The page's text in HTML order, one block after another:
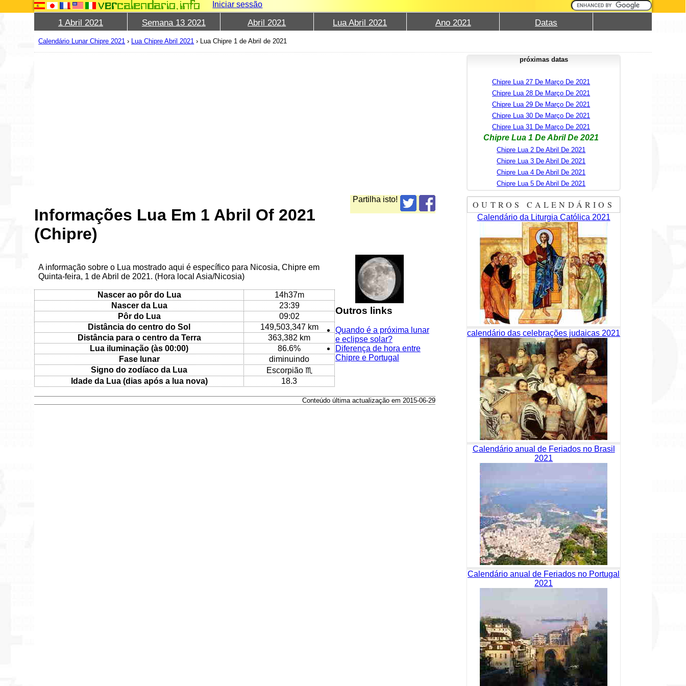
Iniciar sessão
1 Abril 2021 Semana 13 2021 Abril 2021 Lua Abril 2021 Ano 2021 Datas
Calendário Lunar Chipre 2021 › Lua Chipre Abril 2021 › Lua Chipre 1 de Abril de 2021
Partilha isto!
Informações Lua Em 1 Abril Of 2021
(Chipre)
A informação sobre o Lua mostrado aqui é específico para Nicosia, Chipre em
Quinta-feira, 1 de Abril de 2021. (Hora local Asia/Nicosia)
Nascer ao pôr do Lua
14h37m
Nascer da Lua
23:39
Pôr do Lua
09:02
Distância do centro do Sol
149,503,347 km
Distância para o centro da Terra
363,382 km
Lua iluminação (às 00:00)
86.6%
Fase lunar
diminuindo
Signo do zodíaco da Lua
Escorpião ♏
Idade da Lua (dias após a lua nova)
18.3
Outros links
Quando é a próxima lunar
e eclipse solar?
Diferença de hora entre
Chipre e Portugal
Conteúdo última actualização em 2015-06-29
próximas datas
Chipre Lua 27 De Março De 2021
Chipre Lua 28 De Março De 2021
Chipre Lua 29 De Março De 2021
Chipre Lua 30 De Março De 2021
Chipre Lua 31 De Março De 2021
Chipre Lua 1 De Abril De 2021
Chipre Lua 2 De Abril De 2021
Chipre Lua 3 De Abril De 2021
Chipre Lua 4 De Abril De 2021
Chipre Lua 5 De Abril De 2021
OUTROS CALENDÁRIOS
Calendário da Liturgia Católica 2021
calendário das celebrações judaicas 2021
Calendário anual de Feriados no Brasil
2021
Calendário anual de Feriados no Portugal
2021